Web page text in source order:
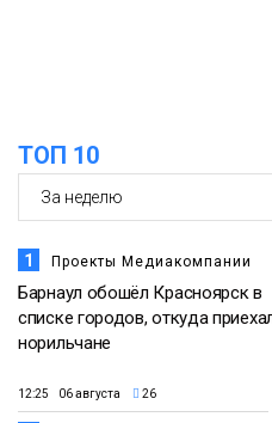
ТОП 10
1 Проекты Медиакомпании
Барнаул обошёл Красноярск в
списке городов, откуда
норильчане
12:25 06 августа 26